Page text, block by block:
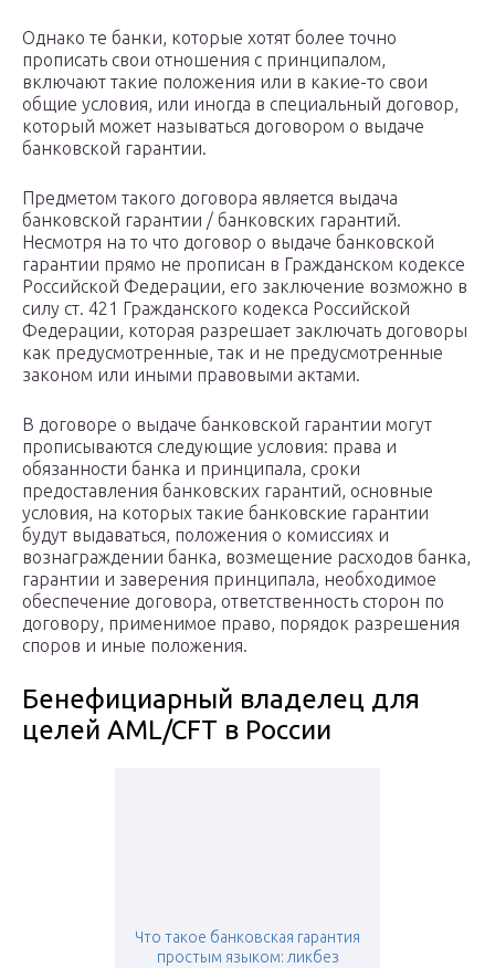
Однако те банки, которые хотят более точно
прописать свои отношения с принципалом,
включают такие положения или в какие-то свои
общие условия, или иногда в специальный договор,
который может называться договором о выдаче
банковской гарантии.
Предметом такого договора является выдача
банковской гарантии / банковских гарантий.
Несмотря на то что договор о выдаче банковской
гарантии прямо не прописан в Гражданском кодексе
Российской Федерации, его заключение возможно в
силу ст. 421 Гражданского кодекса Российской
Федерации, которая разрешает заключать договоры
как предусмотренные, так и не предусмотренные
законом или иными правовыми актами.
В договоре о выдаче банковской гарантии могут
прописываются следующие условия: права и
обязанности банка и принципала, сроки
предоставления банковских гарантий, основные
условия, на которых такие банковские гарантии
будут выдаваться, положения о комиссиях и
вознаграждении банка, возмещение расходов банка,
гарантии и заверения принципала, необходимое
обеспечение договора, ответственность сторон по
договору, применимое право, порядок разрешения
споров и иные положения.
Бенефициарный владелец для
целей AML/CFT в России
Что такое банковская гарантия
простым языком: ликбез